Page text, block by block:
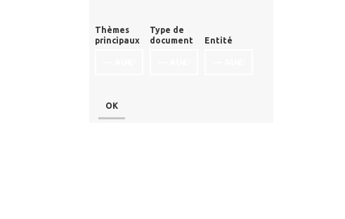
Thèmes
principaux
Type de
document
Entité